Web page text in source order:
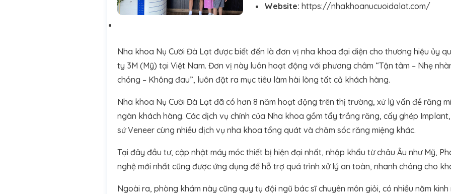
Website: https://nhakhoanucuoidalat.com/
Nha khoa Nụ Cười Đà Lạt được biết đến là đơn vị nha khoa đại diện cho thương hiệu ủy
ty 3M (Mỹ) tại Việt Nam. Đơn vị này luôn hoạt động với phương châm “Tận tâm – Nhẹ
chóng – Không đau”, luôn đặt ra mục tiêu làm hài lòng tất cả khách hàng.
Nha khoa Nụ Cười Đà Lạt đã có hơn 8 năm hoạt động trên thị trường, xử lý vấn đề răng
ngàn khách hàng. Các dịch vụ chính của Nha khoa gồm tẩy trắng răng, cấy ghép
sứ Veneer cùng nhiều dịch vụ nha khoa tổng quát và chăm sóc răng miệng khác.
Tại đây đầu tư, cập nhật máy móc thiết bị hiện đại nhất, nhập khẩu từ châu Âu như Mỹ,
nghệ mới nhất cũng được ứng dụng để hỗ trợ quá trình xử lý an toàn, nhanh chóng cho
Ngoài ra, phòng khám này cũng quy tụ đội ngũ bác sĩ chuyên môn giỏi, có nhiều năm